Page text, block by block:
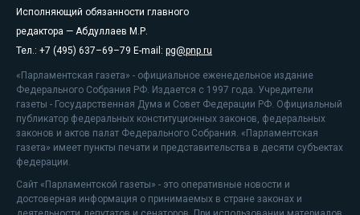
Исполняющий обязанности главного
редактора — Абдуллаев М.Р.
Тел.: +7 (495) 637–69–79 E-mail: pg@pnp.ru
«Парламентская газета» - официальное еженедельное издание
Федерального Собрания РФ. Издается с 1997 года. Учредители
газеты - Государственная Дума и Совет Федерации РФ. Официальный
публикатор федеральных конституционных законов, федеральных
законов и актов палат Федерального Собрания. «Парламентская
газета» имеет пункты печати и представительства в десяти субъектах
федерации.
Сайт «Парламентской газеты» - это оперативные новости и
достоверная информация о принимаемых в стране законах и